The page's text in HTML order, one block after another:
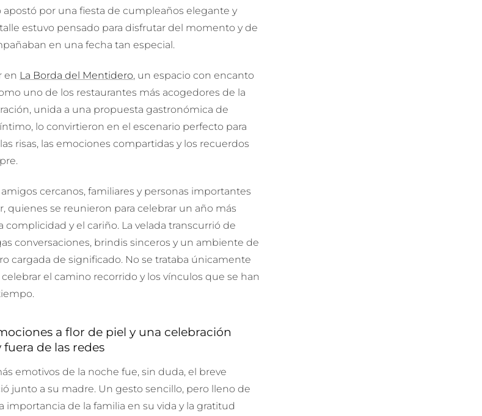
por una fiesta de cumpleaños elegante y
estuvo pensado para disfrutar del momento y de
en una fecha tan especial.
en La Borda del Mentidero, un espacio con encanto
uno de los restaurantes más acogedores de la
unida a una propuesta gastronómica de
lo convirtieron en el escenario perfecto para
risas, las emociones compartidas y los recuerdos
cercanos, familiares y personas importantes
quienes se reunieron para celebrar un año más
y el cariño. La velada transcurrió de
conversaciones, brindis sinceros y un ambiente de
cargada de significado. No se trataba únicamente
el camino recorrido y los vínculos que se han
a flor de piel y una celebración
de las redes
emotivos de la noche fue, sin duda, el breve
junto a su madre. Un gesto sencillo, pero lleno de
importancia de la familia en su vida y la gratitud